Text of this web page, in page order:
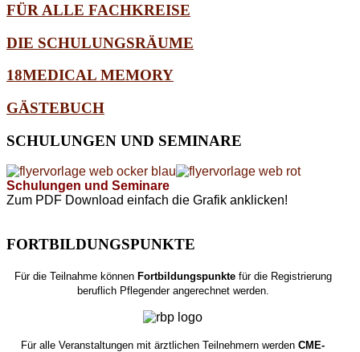
FÜR ALLE FACHKREISE
DIE SCHULUNGSRÄUME
18MEDICAL MEMORY
GÄSTEBUCH
SCHULUNGEN UND SEMINARE
Schulungen und Seminare
Zum PDF Download einfach die Grafik anklicken!
FORTBILDUNGSPUNKTE
Für die Teilnahme könnenFortbildungspunktefür die Registrierung
beruflich Pflegender angerechnet werden.
Für alle Veranstaltungen mit ärztlichen Teilnehmern werdenCME-